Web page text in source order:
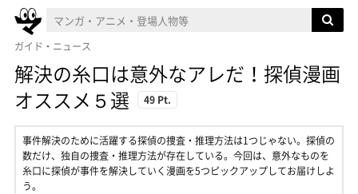
ガイド・ニュース
解決の糸口は意外なアレだ！探偵漫画
オススメ５選
49 Pt.
事件解決のために活躍する探偵の捜査・推理方法は1つじゃない。探偵の
数だけ、独自の捜査・推理方法が存在している。今回は、意外なものを
糸口に探偵が事件を解決していく漫画を5つピックアップしてお届けしよ
う。